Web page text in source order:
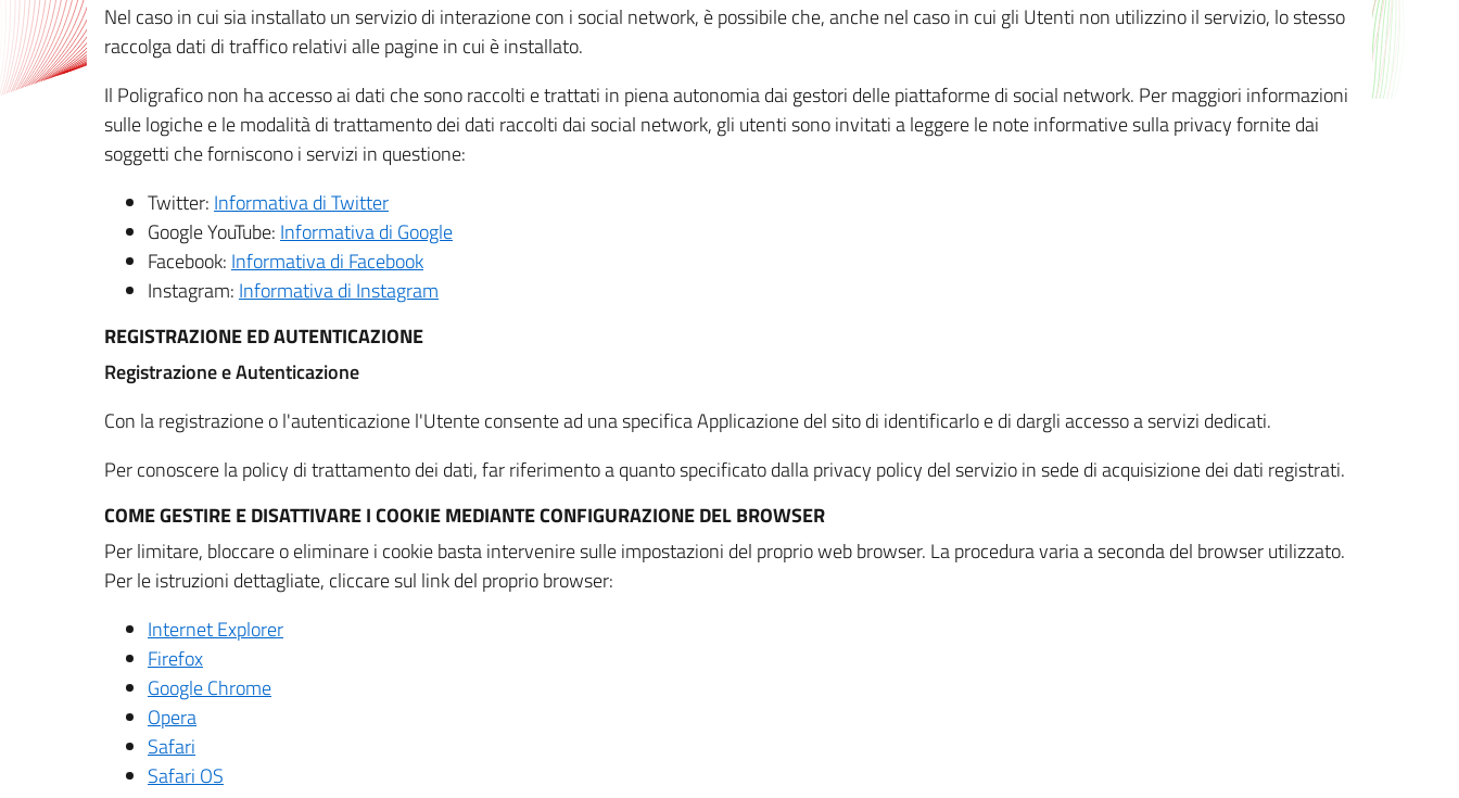
Nel caso in cui sia installato un servizio di interazione con i social network, è possibile che, anche nel caso in cui gli Utenti non utilizzino il servizio, lo stesso
raccolga dati di traffico relativi alle pagine in cui è installato.
Il Poligrafico non ha accesso ai dati che sono raccolti e trattati in piena autonomia dai gestori delle piattaforme di social network. Per maggiori informazioni
sulle logiche e le modalità di trattamento dei dati raccolti dai social network, gli utenti sono invitati a leggere le note informative sulla privacy fornite dai
soggetti che forniscono i servizi in questione:
Twitter: Informativa di Twitter
Google YouTube: Informativa di Google
Facebook: Informativa di Facebook
Instagram: Informativa di Instagram
REGISTRAZIONE ED AUTENTICAZIONE
Registrazione e Autenticazione
Con la registrazione o l'autenticazione l'Utente consente ad una specifica Applicazione del sito di identificarlo e di dargli accesso a servizi dedicati.
Per conoscere la policy di trattamento dei dati, far riferimento a quanto specificato dalla privacy policy del servizio in sede di acquisizione dei dati registrati.
COME GESTIRE E DISATTIVARE I COOKIE MEDIANTE CONFIGURAZIONE DEL BROWSER
Per limitare, bloccare o eliminare i cookie basta intervenire sulle impostazioni del proprio web browser. La procedura varia a seconda del browser utilizzato.
Per le istruzioni dettagliate, cliccare sul link del proprio browser:
Internet Explorer
Firefox
Google Chrome
Opera
Safari
Safari OS